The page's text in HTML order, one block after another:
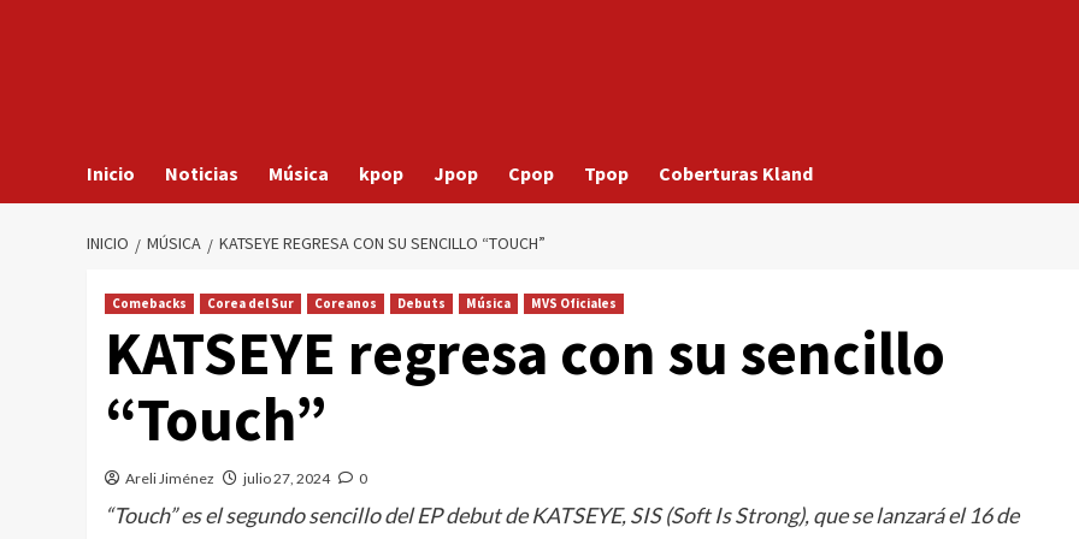
Inicio Noticias Música kpop Jpop Cpop Tpop Coberturas Kland
INICIO MÚSICA KATSEYE REGRESA CON SU SENCILLO “TOUCH”
Comebacks Corea del Sur Coreanos Debuts Música MVS Oficiales
KATSEYE regresa con su sencillo
“Touch”
Areli Jiménez julio 27, 2024 0
“Touch” es el segundo sencillo del EP debut de KATSEYE, SIS (Soft Is Strong), que se lanzará el 16 de